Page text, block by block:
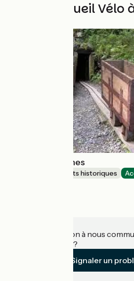
Autres Accueil Vélo
Les Hautes-Mynes
Sites et monuments historiques
Une information à nous
établissement ?
Signaler un